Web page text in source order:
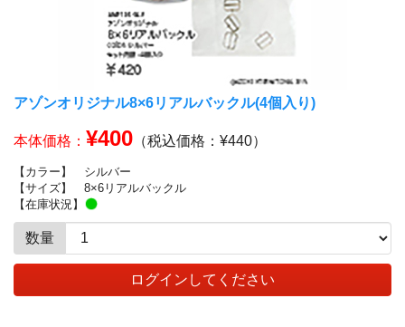
アゾンオリジナル8×6リアルバックル(4個入り)
本体価格： ¥400 （税込価格：¥440）
【カラー】
シルバー
【サイズ】
8×6リアルバックル
【在庫状況】
数量
ログインしてください